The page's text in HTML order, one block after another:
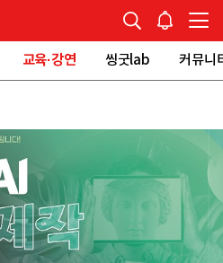
교육·강연 씽굿lab 커뮤니